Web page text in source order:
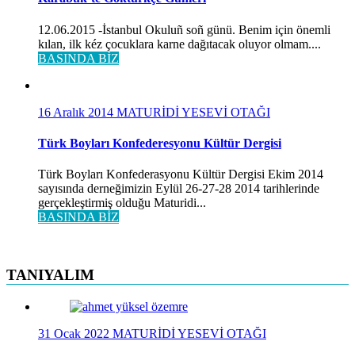
12.06.2015 -İstanbul Okuluñ soñ günü. Benim için önemli
kılan, ilk kéz çocuklara karne dağıtacak oluyor olmam....
BASINDA BİZ
16 Aralık 2014 MATURİDİ YESEVİ OTAĞI
Türk Boyları Konfederesyonu Kültür Dergisi
Türk Boyları Konfederasyonu Kültür Dergisi Ekim 2014
sayısında derneğimizin Eylül 26-27-28 2014 tarihlerinde
gerçekleştirmiş olduğu Maturidi...
BASINDA BİZ
TANIYALIM
31 Ocak 2022 MATURİDİ YESEVİ OTAĞI